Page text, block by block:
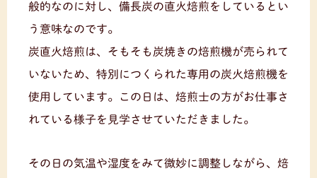
般的なのに対し、備長炭の直火焙煎をしているとい
う意味なのです。
炭直火焙煎は、そもそも炭焼きの焙煎機が売られて
いないため、特別につくられた専用の炭火焙煎機を
使用しています。この日は、焙煎士の方がお仕事さ
れている様子を見学させていただきました。
その日の気温や湿度をみて微妙に調整しながら、焙